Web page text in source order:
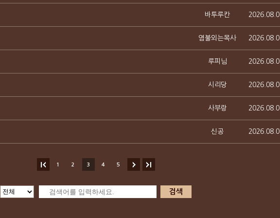
바투루칸
염불외는목사
루피님
시리당
사부랑
신공
1 2 3 4 5
검색